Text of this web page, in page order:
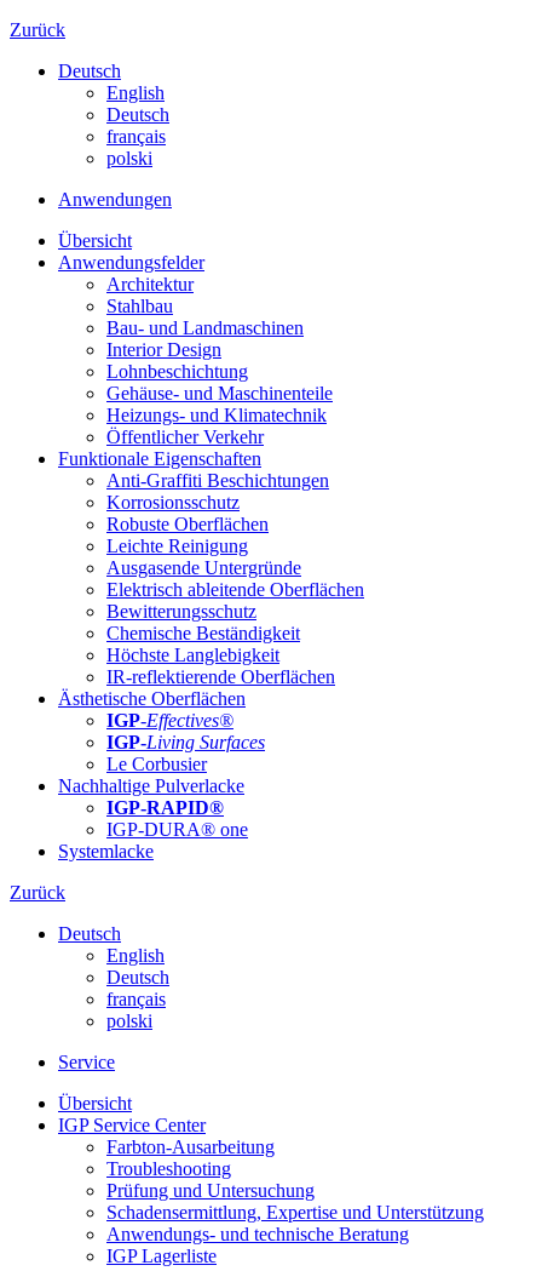
Zurück
Deutsch
English
Deutsch
français
polski
Anwendungen
Übersicht
Anwendungsfelder
Architektur
Stahlbau
Bau- und Landmaschinen
Interior Design
Lohnbeschichtung
Gehäuse- und Maschinenteile
Heizungs- und Klimatechnik
Öffentlicher Verkehr
Funktionale Eigenschaften
Anti-Graffiti Beschichtungen
Korrosionsschutz
Robuste Oberflächen
Leichte Reinigung
Ausgasende Untergründe
Elektrisch ableitende Oberflächen
Bewitterungsschutz
Chemische Beständigkeit
Höchste Langlebigkeit
IR-reflektierende Oberflächen
Ästhetische Oberflächen
IGP-Effectives®
IGP-Living Surfaces
Le Corbusier
Nachhaltige Pulverlacke
IGP-RAPID®
IGP-DURA® one
Systemlacke
Zurück
Deutsch
English
Deutsch
français
polski
Service
Übersicht
IGP Service Center
Farbton-Ausarbeitung
Troubleshooting
Prüfung und Untersuchung
Schadensermittlung, Expertise und Unterstützung
Anwendungs- und technische Beratung
IGP Lagerliste